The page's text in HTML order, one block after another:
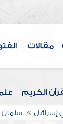
مقالات
الكريم
إسرائيل سلمان